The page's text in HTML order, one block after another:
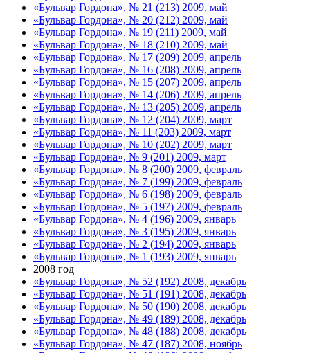
«Бульвар Гордона», № 21 (213) 2009, май
«Бульвар Гордона», № 20 (212) 2009, май
«Бульвар Гордона», № 19 (211) 2009, май
«Бульвар Гордона», № 18 (210) 2009, май
«Бульвар Гордона», № 17 (209) 2009, апрель
«Бульвар Гордона», № 16 (208) 2009, апрель
«Бульвар Гордона», № 15 (207) 2009, апрель
«Бульвар Гордона», № 14 (206) 2009, апрель
«Бульвар Гордона», № 13 (205) 2009, апрель
«Бульвар Гордона», № 12 (204) 2009, март
«Бульвар Гордона», № 11 (203) 2009, март
«Бульвар Гордона», № 10 (202) 2009, март
«Бульвар Гордона», № 9 (201) 2009, март
«Бульвар Гордона», № 8 (200) 2009, февраль
«Бульвар Гордона», № 7 (199) 2009, февраль
«Бульвар Гордона», № 6 (198) 2009, февраль
«Бульвар Гордона», № 5 (197) 2009, февраль
«Бульвар Гордона», № 4 (196) 2009, январь
«Бульвар Гордона», № 3 (195) 2009, январь
«Бульвар Гордона», № 2 (194) 2009, январь
«Бульвар Гордона», № 1 (193) 2009, январь
2008 год
«Бульвар Гордона», № 52 (192) 2008, декабрь
«Бульвар Гордона», № 51 (191) 2008, декабрь
«Бульвар Гордона», № 50 (190) 2008, декабрь
«Бульвар Гордона», № 49 (189) 2008, декабрь
«Бульвар Гордона», № 48 (188) 2008, декабрь
«Бульвар Гордона», № 47 (187) 2008, ноябрь